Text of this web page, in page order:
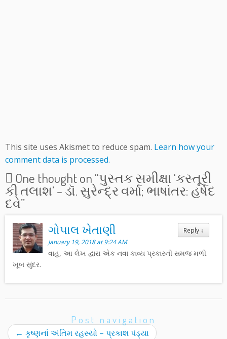
This site uses Akismet to reduce spam. Learn how your
comment data is processed.
One thought on “પુસ્તક સમીક્ષા ‘કસ્તૂરી
કી તલાશ’ – ડૉ. સુરેન્દ્ર વર્મા; ભાષાંતર: હર્ષદ
દવે”
Reply ↓
ગોપાલ ખેતાણી
January 19, 2018 at 9:24 AM
વાહ, આ લેખ દ્વારા એક નવા કાવ્ય પ્રકારની સમજ મળી.
ખૂબ સુંદર.
Post navigation
← કૃષ્ણનાં અંતિમ રહસ્યો – પ્રકાશ પંડ્યા